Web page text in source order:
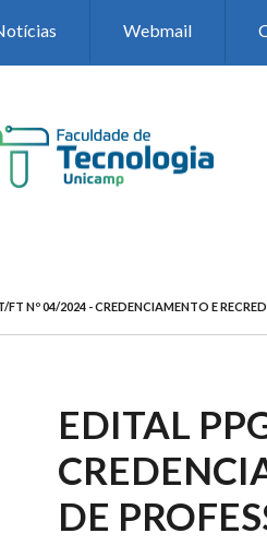
Webmail
FT Nº 04/2024 - CREDENCIAMENTO E
EDITAL
DE